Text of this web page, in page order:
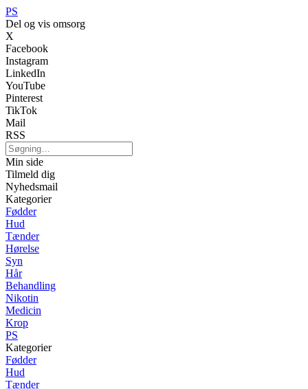
PS
Del og vis omsorg
X
Facebook
Instagram
LinkedIn
YouTube
Pinterest
TikTok
Mail
RSS
Min side
Tilmeld dig
Nyhedsmail
Kategorier
Fødder
Hud
Tænder
Hørelse
Syn
Hår
Behandling
Nikotin
Medicin
Krop
PS
Kategorier
Fødder
Hud
Tænder